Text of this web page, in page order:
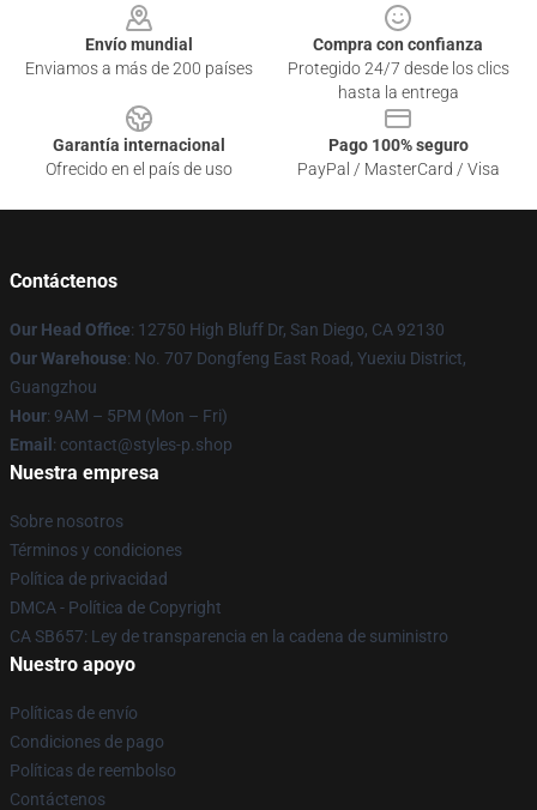
Envío mundial
Enviamos a más de 200 países
Compra con confianza
Protegido 24/7 desde los clics
hasta la entrega
Garantía internacional
Ofrecido en el país de uso
Pago 100% seguro
PayPal / MasterCard / Visa
Contáctenos
Our Head Office: 12750 High Bluff Dr, San Diego, CA 92130
Our Warehouse: No. 707 Dongfeng East Road, Yuexiu District,
Guangzhou
Hour: 9AM – 5PM (Mon – Fri)
Email : contact@styles-p.shop
Nuestra empresa
Sobre nosotros
Términos y condiciones
Política de privacidad
DMCA - Política de Copyright
CA SB657: Ley de transparencia en la cadena de suministro
Nuestro apoyo
Políticas de envío
Condiciones de pago
Políticas de reembolso
Contáctenos